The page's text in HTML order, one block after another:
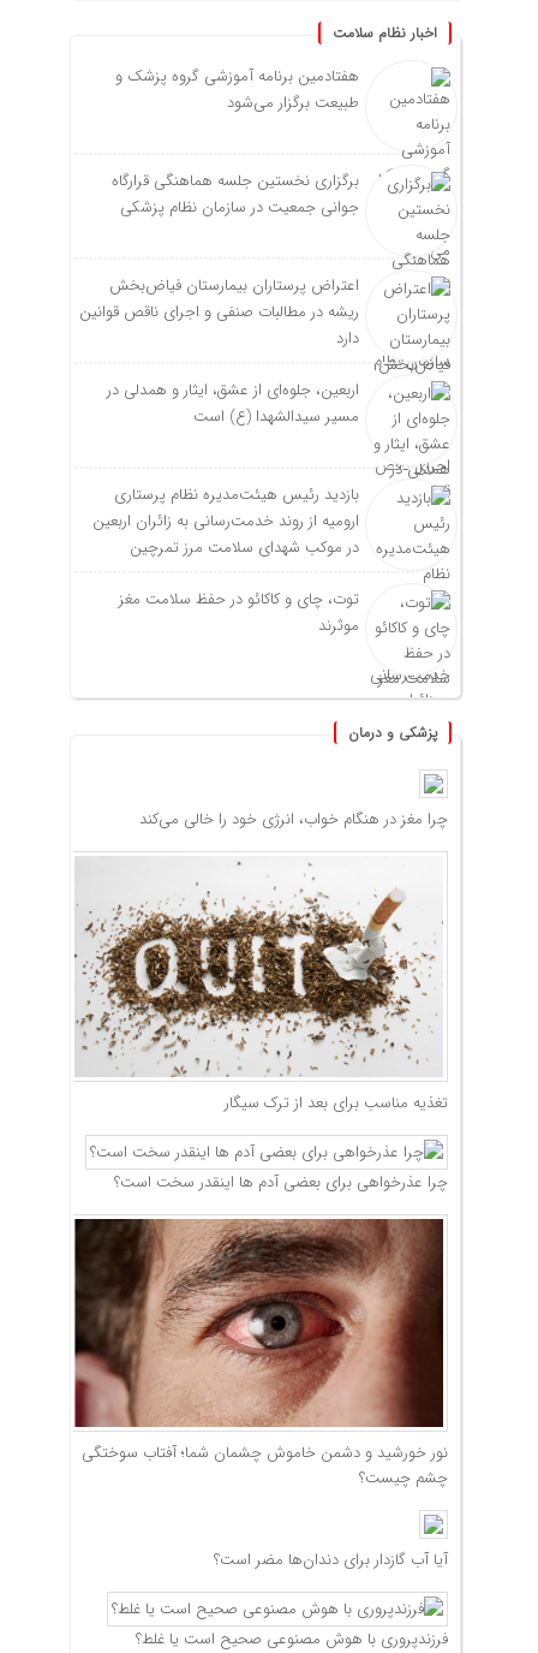
اخبار نظام سلامت
هفتادمین برنامه آموزشی گروه پزشک و
طبیعت برگزار می‌شود
برگزاری نخستین جلسه هماهنگی قرارگاه
جوانی جمعیت در سازمان نظام پزشکی
اعتراض پرستاران بیمارستان فیاض‌بخش
ریشه در مطالبات صنفی و اجرای ناقص قوانین
دارد
اربعین، جلوه‌ای از عشق، ایثار و همدلی در
مسیر سیدالشهدا (ع) است
بازدید رئیس هیئت‌مدیره نظام پرستاری
ارومیه از روند خدمت‌رسانی به زائران اربعین
در موکب شهدای سلامت مرز تمرچین
توت، چای و کاکائو در حفظ سلامت مغز
موثرند
پزشکی و درمان
چرا مغز در هنگام خواب، انرژی خود را خالی می‌کند
تغذیه مناسب برای بعد از ترک سیگار
چرا عذرخواهی برای بعضی آدم ها اینقدر سخت است؟
نور خورشید و دشمن خاموش چشمان شما؛ آفتاب سوختگی
چشم چیست؟
آیا آب گازدار برای دندان‌ها مضر است؟
فرزندپروری با هوش مصنوعی صحیح است یا غلط؟